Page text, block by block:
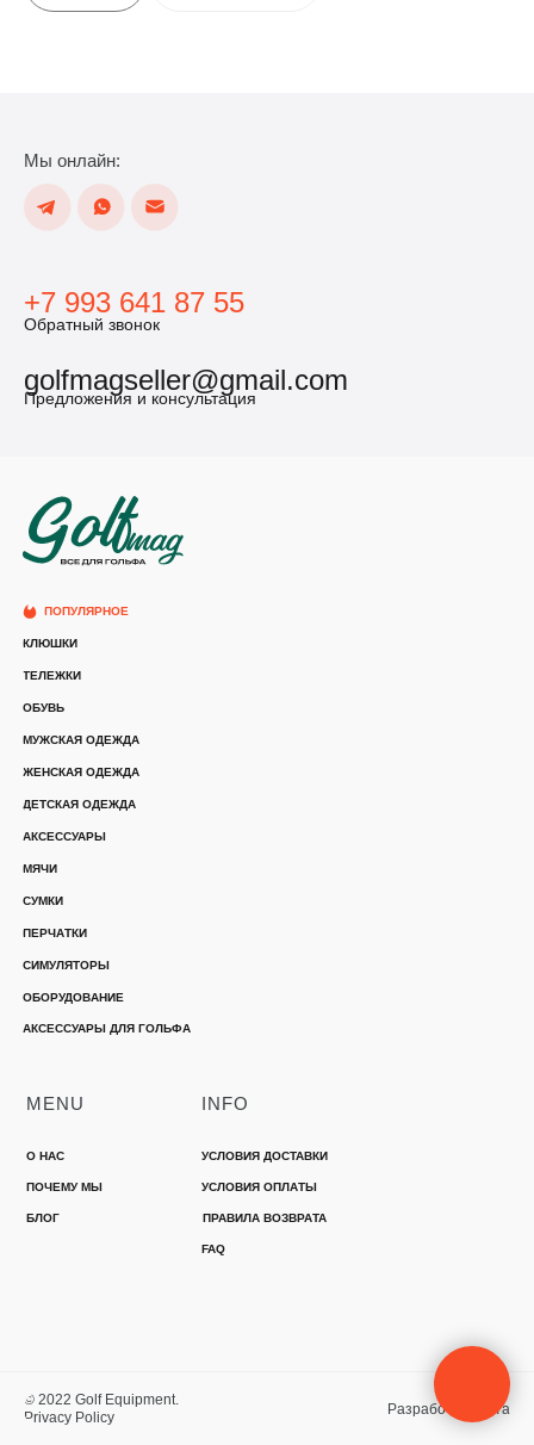
+7 993 641 87 55
Обратный звонок
golfmagseller@gmail.com
Предложения и консультация
О НАС
ПОЧЕМУ МЫ
MENU
БЛОГ
УСЛОВИЯ ДОСТАВКИ
УСЛОВИЯ ОПЛАТЫ
INFO
FAQ
© 2022 Golf Equipment.
Privacy Policy
Разработка сайта
Мы онлайн:
КЛЮШКИ
СУМКИ
ОБУВЬ
ПЕРЧАТКИ
ТЕЛЕЖКИ
АКСЕССУАРЫ ДЛЯ ГОЛЬФА
МЯЧИ
СИМУЛЯТОРЫ
ОБОРУДОВАНИЕ
МУЖСКАЯ ОДЕЖДА
ЖЕНСКАЯ ОДЕЖДА
ДЕТСКАЯ ОДЕЖДА
АКСЕССУАРЫ
ПОПУЛЯРНОЕ
ПРАВИЛА ВОЗВРАТА